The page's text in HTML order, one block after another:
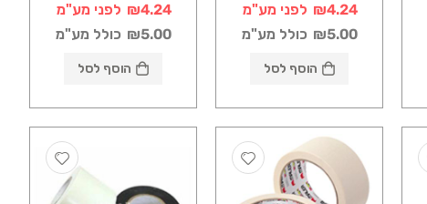
₪4.24 לפני מע"מ
₪5.00 כולל מע"מ
הוסף לסל
₪4.24 לפני מע"מ
₪5.00 כולל מע"מ
הוסף לסל